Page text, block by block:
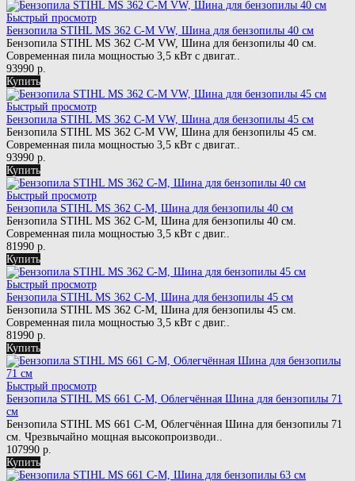
Быстрый просмотр
Бензопила STIHL MS 362 C-M VW, Шина для бензопилы 40 см
Бензопила STIHL MS 362 C-M VW, Шина для бензопилы 40 см.
Современная пила мощностью 3,5 кВт с двигат..
93990 р.
Купить
Быстрый просмотр
Бензопила STIHL MS 362 C-M VW, Шина для бензопилы 45 см
Бензопила STIHL MS 362 C-M VW, Шина для бензопилы 45 см.
Современная пила мощностью 3,5 кВт с двигат..
93990 р.
Купить
Быстрый просмотр
Бензопила STIHL MS 362 C-M, Шина для бензопилы 40 см
Бензопила STIHL MS 362 C-M, Шина для бензопилы 40 см.
Современная пила мощностью 3,5 кВт с двиг..
81990 р.
Купить
Быстрый просмотр
Бензопила STIHL MS 362 C-M, Шина для бензопилы 45 см
Бензопила STIHL MS 362 C-M, Шина для бензопилы 45 см.
Современная пила мощностью 3,5 кВт с двиг..
81990 р.
Купить
Быстрый просмотр
Бензопила STIHL MS 661 C-M, Облегчённая Шина для бензопилы 71
см
Бензопила STIHL MS 661 C-M, Облегчённая Шина для бензопилы 71
см. Чрезвычайно мощная высокопроизводи..
107990 р.
Купить